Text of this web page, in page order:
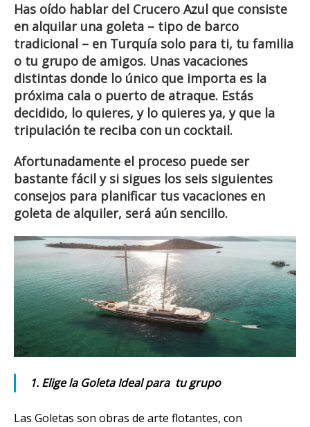
Has oído hablar del Crucero Azul que consiste
en alquilar una goleta – tipo de barco
tradicional – en Turquía solo para ti, tu familia
o tu grupo de amigos. Unas vacaciones
distintas donde lo único que importa es la
próxima cala o puerto de atraque. Estás
decidido, lo quieres, y lo quieres ya, y que la
tripulación te reciba con un cocktail.
Afortunadamente el proceso puede ser
bastante fácil y si sigues los seis siguientes
consejos para planificar tus vacaciones en
goleta de alquiler, será aún sencillo.
1. Elige la Goleta Ideal para tu grupo
Las Goletas son obras de arte flotantes, con